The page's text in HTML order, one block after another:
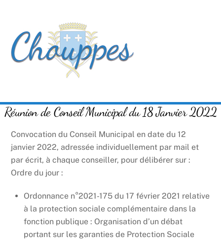
content
Réunion de Conseil Municipal du 18 Janvier 2022
Convocation du Conseil Municipal en date du 12
janvier 2022, adressée individuellement par mail et
par écrit, à chaque conseiller, pour délibérer sur :
Ordre du jour :
Ordonnance n°2021-175 du 17 février 2021 relative
à la protection sociale complémentaire dans la
fonction publique : Organisation d’un débat
portant sur les garanties de Protection Sociale